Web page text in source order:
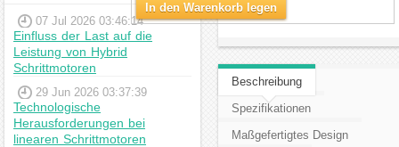
07 Jul 2026 03:46:14
Einfluss der Last auf die
Leistung von Hybrid
Schrittmotoren
29 Jun 2026 03:37:39
Technologische
Herausforderungen bei
linearen Schrittmotoren
In den Warenkorb legen
Beschreibung
Spezifikationen
Maßgefertigtes Design